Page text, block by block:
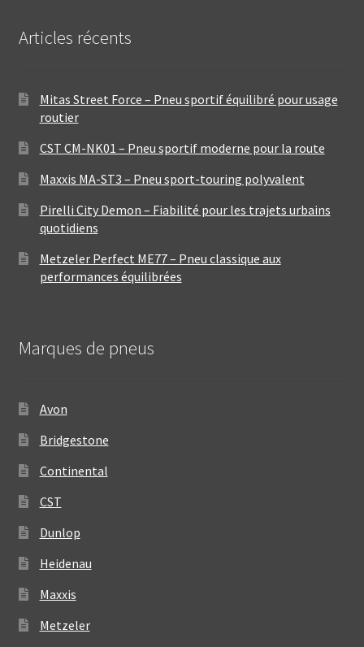
Articles récents
Mitas Street Force – Pneu sportif équilibré pour usage
routier
CST CM-NK01 – Pneu sportif moderne pour la route
Maxxis MA-ST3 – Pneu sport-touring polyvalent
Pirelli City Demon – Fiabilité pour les trajets urbains
quotidiens
Metzeler Perfect ME77 – Pneu classique aux
performances équilibrées
Marques de pneus
Avon
Bridgestone
Continental
CST
Dunlop
Heidenau
Maxxis
Metzeler